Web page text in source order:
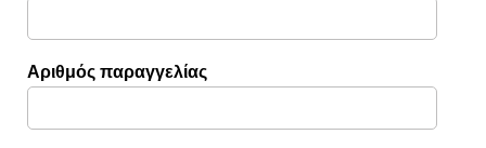
Αριθμός παραγγελίας